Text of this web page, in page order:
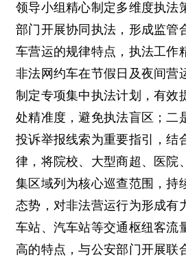
领导小组精心制定多维度执法
部门开展协同执法，形成监管
车营运的规律特点，执法工作
非法网约车在节假日及夜间营
制定专项集中执法计划，有效
处精准度，避免执法盲区；二
投诉举报线索为重要指引，结
律，将院校、大型商超、医院
集区域列为核心巡查范围，持
态势，对非法营运行为形成有
车站、汽车站等交通枢纽客流
高的特点，与公安部门开展联